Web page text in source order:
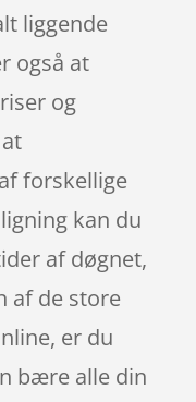
liggende
også at
og
forskellige
kan du
af døgnet,
af de store
er du
bære alle din